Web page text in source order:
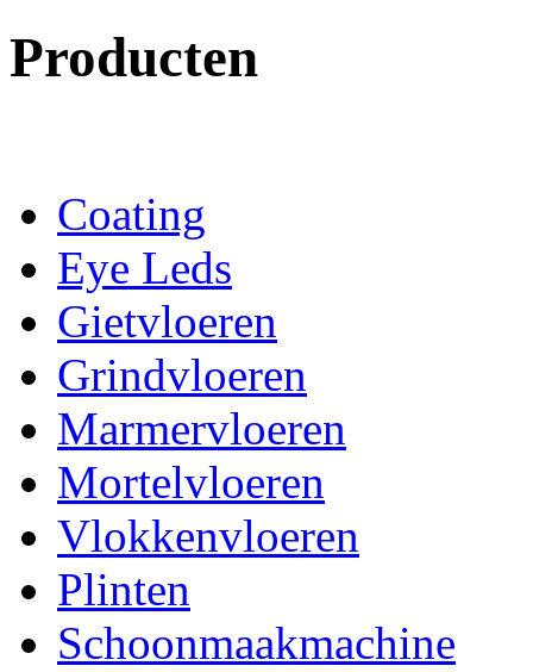
Producten
Coating
Eye Leds
Gietvloeren
Grindvloeren
Marmervloeren
Mortelvloeren
Vlokkenvloeren
Plinten
Schoonmaakmachine